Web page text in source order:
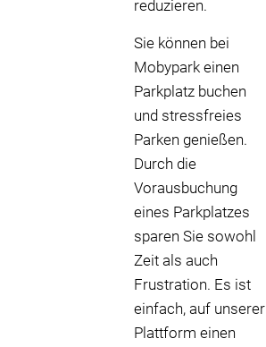
reduzieren.
Sie können bei
Mobypark einen
Parkplatz buchen
und stressfreies
Parken genießen.
Durch die
Vorausbuchung
eines Parkplatzes
sparen Sie sowohl
Zeit als auch
Frustration. Es ist
einfach, auf unserer
Plattform einen